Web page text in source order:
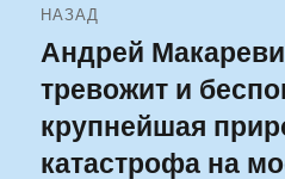
по
записям
НАЗАД
Предыдущая
запись:
Андрей
тревожит и
крупнейшая
катастрофа на